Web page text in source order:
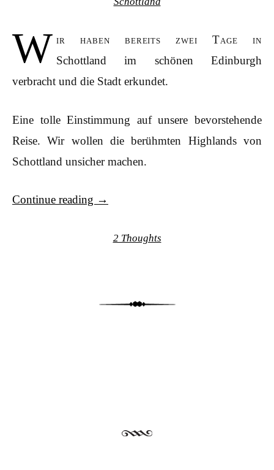
W ir haben bereits zwei Tage in
Schottland im schönen Edinburgh
verbracht und die Stadt erkundet.
Eine tolle Einstimmung auf unsere bevorstehende
Reise. Wir wollen die berühmten Highlands von
Schottland unsicher machen.
Continue reading →
2 Thoughts